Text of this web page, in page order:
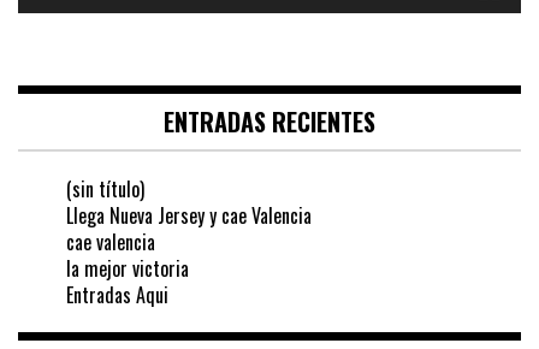
ENTRADAS RECIENTES
(sin título)
Llega Nueva Jersey y cae Valencia
cae valencia
la mejor victoria
Entradas Aqui